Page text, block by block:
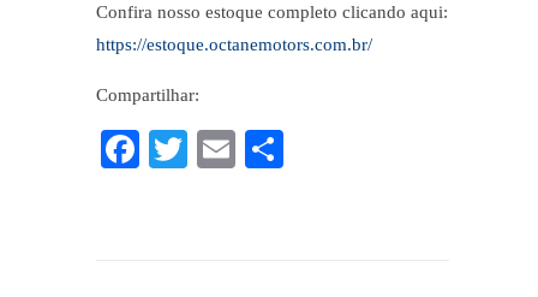
Confira nosso estoque completo clicando aqui:
https://estoque.octanemotors.com.br/
Compartilhar:
Fa T
E